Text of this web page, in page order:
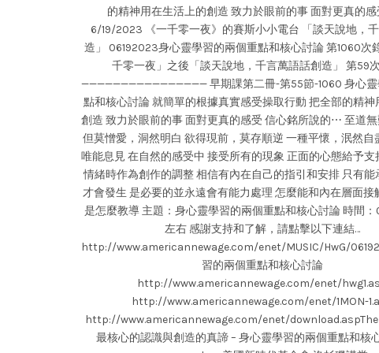
的精神用在生活上的創造 致力於眼前的事 面對更真的
6/19/2023 《一千零一夜》的賽斯小小電台 「談天說地，
造」 06192023身心靈學習的兩個重點和核心討論 第1060次
千零一夜」之後「談天說地，千言萬語話創造」 第59次
———————————————— 早期課第二冊-第55節-1060 身心靈
點和核心討論 就簡單的根據真實感受操取行動 把全部的精神
創造 致力於眼前的事 面對更真的感受 信心銘所說的⋯ 至道
但莫憎愛，洞然明白 欲得現前，莫存順逆 一種平懷，泯然自
唯能息見 在自然的感受中 接受所有的現象 正面的心態給予支
情緒時作為創作的調整 相信有內在自己的指引和安排 只有能
才會發生 是必要的並永遠會有能力處理 怎麼能和內在層面接
是怎麼教導 主題：身心靈學習的兩個重點和核心討論 時間
左右 感謝支持和了解，請點擊以下連結…
http://www.americannewage.com/enet/MUSIC/HwG/
習的兩個重點和核心討論
http://www.americannewage.com/enet/
http://www.americannewage.com/enet/1MON-
http://www.americannewage.com/enet/
最核心的認識與創造的真諦 – 身心靈學習的兩個重點和核